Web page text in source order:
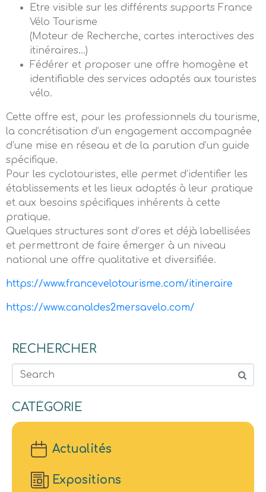
Etre visible sur les différents supports France
Vélo Tourisme
(Moteur de Recherche, cartes interactives des
itinéraires…)
Fédérer et proposer une offre homogène et
identifiable des services adaptés aux touristes
vélo.
Cette offre est, pour les professionnels du tourisme,
la concrétisation d’un engagement accompagnée
d’une mise en réseau et de la parution d’un guide
spécifique.
Pour les cyclotouristes, elle permet d’identifier les
établissements et les lieux adaptés à leur pratique
et aux besoins spécifiques inhérents à cette
pratique.
Quelques structures sont d’ores et déjà labellisées
et permettront de faire émerger à un niveau
national une offre qualitative et diversifiée.
https://www.francevelotourisme.com/itineraire
https://www.canaldes2mersavelo.com/
RECHERCHER
Search
CATÉGORIE
Actualités
Expositions